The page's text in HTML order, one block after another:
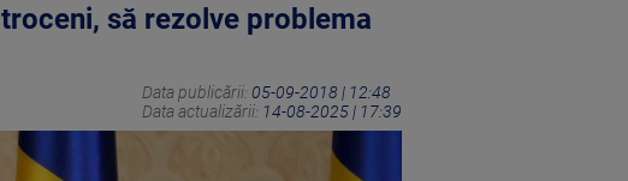
să rezolve problema
Data publicării: 05-09-2018 | 12:48
Data actualizării: 14-08-2025 | 17:39